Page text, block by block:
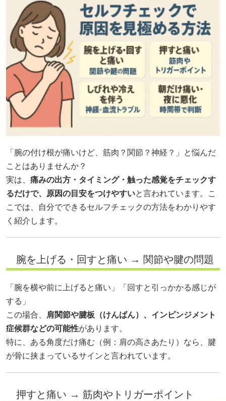
「腕の付け根が痛いけど、筋肉？関節？神経？」と悩んだ
ことはありませんか？
実は、 痛みの出方・タイミング・触った感覚をチェックす
るだけで、原因の目安をつけやすいと言われています。こ
こでは、自分でできるセルフチェックの方法をわかりやす
く紹介します。
腕を上げる・回すと痛い → 関節や腱の問題
「腕を横や前に上げると痛い」「回すと引っかかる感じが
する」
この場合、
肩関節や腱板（けんばん）、インピンジメント
症候群などの可能性があります。
特に、ある角度だけ痛む（例：肩の高さあたり）なら、腱
が骨に挟まっているサインと言われています。
押すと痛い → 筋肉やトリガーポイント